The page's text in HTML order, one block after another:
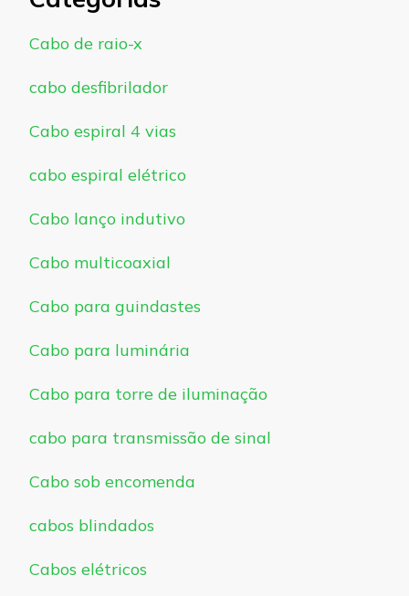
Cabo de raio-x
cabo desfibrilador
Cabo espiral 4 vias
cabo espiral elétrico
Cabo lanço indutivo
Cabo multicoaxial
Cabo para guindastes
Cabo para luminária
Cabo para torre de iluminação
cabo para transmissão de sinal
Cabo sob encomenda
cabos blindados
Cabos elétricos